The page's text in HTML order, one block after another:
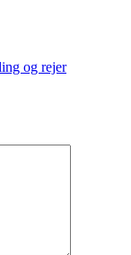
og rejer